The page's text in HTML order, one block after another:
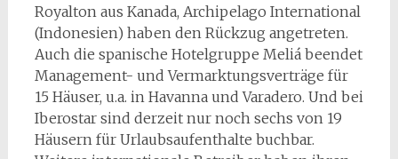
Royalton aus Kanada, Archipelago International
(Indonesien) haben den Rückzug angetreten.
Auch die spanische Hotelgruppe Meliá beendet
Management- und Vermarktungsverträge für
15 Häuser, u.a. in Havanna und Varadero. Und bei
Iberostar sind derzeit nur noch sechs von 19
Häusern für Urlaubsaufenthalte buchbar.